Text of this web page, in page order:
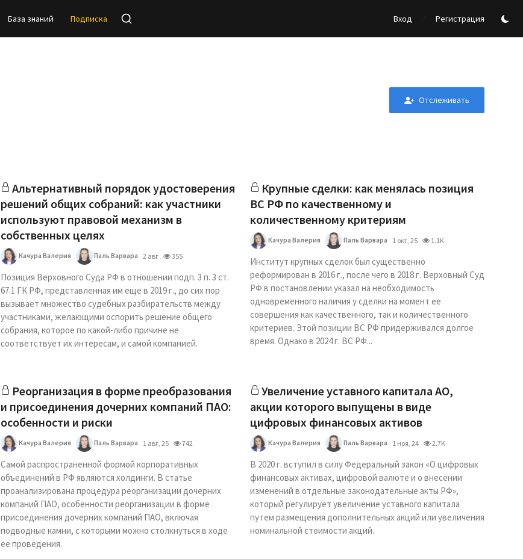
База знаний Подписка Вход Регистрация
Отслеживать
Альтернативный порядок удостоверения
решений общих собраний: как участники
используют правовой механизм в
собственных целях
Качура Валерия Паль Варвара 2 авг 355
Позиция Верховного Суда РФ в отношении подп. 3 п. 3 ст.
67.1 ГК РФ, представленная им еще в 2019 г., до сих пор
вызывает множество судебных разбирательств между
участниками, желающими оспорить решение общего
собрания, которое по какой-либо причине не
соответствует их интересам, и самой компанией.
Крупные сделки: как менялась позиция
ВС РФ по качественному и
количественному критериям
Качура Валерия Паль Варвара 1 окт, 25 1.1K
Институт крупных сделок был существенно
реформирован в 2016 г., после чего в 2018 г. Верховный Суд
РФ в постановлении указал на необходимость
одновременного наличия у сделки на момент ее
совершения как качественного, так и количественного
критериев. Этой позиции ВС РФ придерживался долгое
время. Однако в 2024 г. ВС РФ...
Реорганизация в форме преобразования
и присоединения дочерних компаний ПАО:
особенности и риски
Качура Валерия Паль Варвара 1 авг, 25 742
Самой распространенной формой корпоративных
объединений в РФ являются холдинги. В статье
проанализирована процедура реорганизации дочерних
компаний ПАО, особенности реорганизации в форме
присоединения дочерних компаний ПАО, включая
подводные камни, с которыми можно столкнуться в ходе
ее проведения.
Увеличение уставного капитала АО,
акции которого выпущены в виде
цифровых финансовых активов
Качура Валерия Паль Варвара 1 ноя, 24 2.7K
В 2020 г. вступил в силу Федеральный закон «О цифровых
финансовых активах, цифровой валюте и о внесении
изменений в отдельные законодательные акты РФ»,
который регулирует увеличение уставного капитала
путем размещения дополнительных акций или увеличения
номинальной стоимости акций.